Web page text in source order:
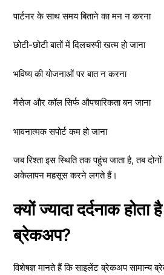
पार्टनर के साथ समय बिताने का मन न करना
छोटी-छोटी बातों में दिलचस्पी खत्म हो जाना
भविष्य की योजनाओं पर बात न करना
मैसेज और कॉल सिर्फ औपचारिकता बन जाना
भावनात्मक सपोर्ट कम हो जाना
जब रिश्ता इस स्थिति तक पहुंच जाता है, तब
अकेलापन महसूस करने लगते हैं।
क्यों ज्यादा दर्दनाक होता
ब्रेकअप?
विशेषज्ञ मानते हैं कि साइलेंट ब्रेकअप सामान्य